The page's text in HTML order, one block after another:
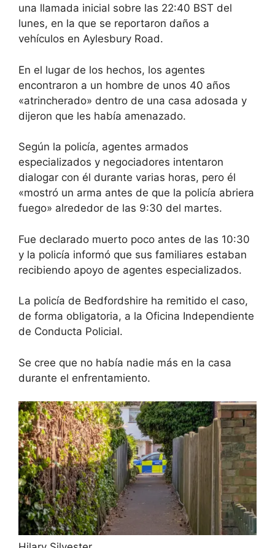
una llamada inicial sobre las 22:40 BST del
lunes, en la que se reportaron daños a
vehículos en Aylesbury Road.
En el lugar de los hechos, los agentes
encontraron a un hombre de unos 40 años
«atrincherado» dentro de una casa adosada y
dijeron que les había amenazado.
Según la policía, agentes armados
especializados y negociadores intentaron
dialogar con él durante varias horas, pero él
«mostró un arma antes de que la policía abriera
fuego» alrededor de las 9:30 del martes.
Fue declarado muerto poco antes de las 10:30
y la policía informó que sus familiares estaban
recibiendo apoyo de agentes especializados.
La policía de Bedfordshire ha remitido el caso,
de forma obligatoria, a la Oficina Independiente
de Conducta Policial.
Se cree que no había nadie más en la casa
durante el enfrentamiento.